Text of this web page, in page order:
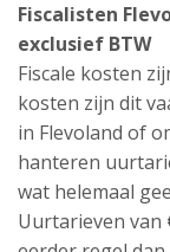
Fiscalisten
exclusief BTW
Fiscale kosten
kosten zijn dit
in Flevoland of
hanteren
wat helemaal
Uurtarieven van